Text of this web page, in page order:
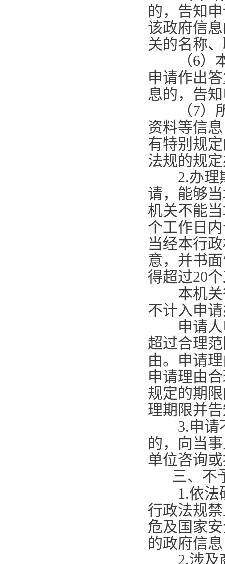
的，告知
该政府信
关的名称
（6）
申请作出
息的，告
（7）
资料等信
有特别规
法规的规
2.办理
请，能够
机关不能
个工作日
当经本行
意，并书
得超过20
本机关
不计入申
申请人
超过合理
由。申请
申请理由
规定的期
理期限并
3.申请
的，向当
单位咨询
三、不
1.依法
行政法规
危及国家
的政府信
2.涉及